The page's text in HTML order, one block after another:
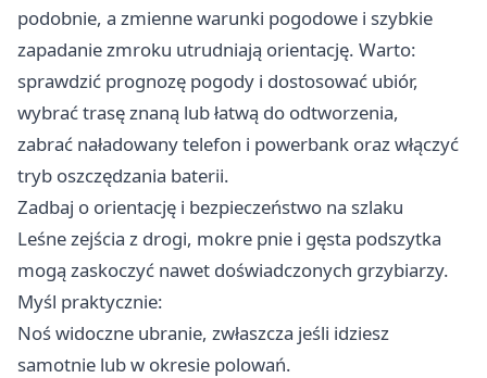
podobnie, a zmienne warunki pogodowe i szybkie
zapadanie zmroku utrudniają orientację. Warto:
sprawdzić prognozę pogody i dostosować ubiór,
wybrać trasę znaną lub łatwą do odtworzenia,
zabrać naładowany telefon i powerbank oraz włączyć
tryb oszczędzania baterii.
Zadbaj o orientację i bezpieczeństwo na szlaku
Leśne zejścia z drogi, mokre pnie i gęsta podszytka
mogą zaskoczyć nawet doświadczonych grzybiarzy.
Myśl praktycznie:
Noś widoczne ubranie, zwłaszcza jeśli idziesz
samotnie lub w okresie polowań.